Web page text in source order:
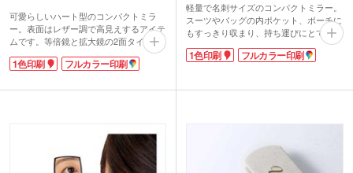
可愛らしいハート型のコンパクトミラ
ー。表面はレザー調で高見えするアイテ
ムです。等倍鏡と拡大鏡の2面タイプ
で、メイク直しに最適。折りたたむと手
の平サイズで、ポーチに入れてもかさば
ケース表面にはオリジナル印刷が可能で
1色印刷 フルカラー印刷
軽量で名刺サイズのコンパクトミラー。
スーツやバッグの内ポケット、ポーチに
もすっきり収まり、持ち運びにとても便
利です。必要なときにさっと取り出し、
身だしなみを整えるのに最適。卓上ミラ
1色印刷 フルカラー印刷